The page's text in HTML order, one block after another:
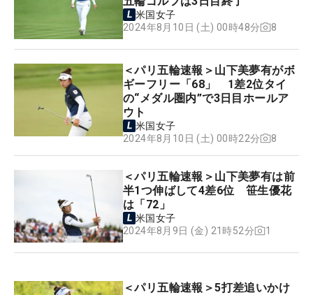
米国女子
2024年8月10日 (土) 00時48分
8
＜パリ五輪速報＞山下美夢有がボ
ギーフリー「68」 1差2位タイ
の“メダル圏内”で3日目ホールア
ウト
米国女子
2024年8月10日 (土) 00時22分
8
＜パリ五輪速報＞山下美夢有は前
半1つ伸ばして4差6位 笹生優花
は「72」
米国女子
2024年8月9日 (金) 21時52分
1
＜パリ五輪速報＞5打差追いかけ